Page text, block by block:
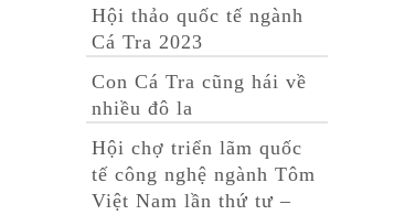
Hội thảo quốc tế ngành
Cá Tra 2023
Con Cá Tra cũng hái về
nhiều đô la
Hội chợ triển lãm quốc
tế công nghệ ngành Tôm
Việt Nam lần thứ tư –